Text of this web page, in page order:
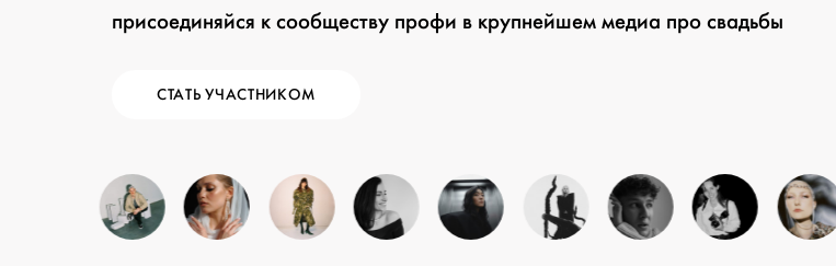
присоединяйся к сообществу профи в крупнейшем медиа про свадьбы
СТАТЬ УЧАСТНИКОМ